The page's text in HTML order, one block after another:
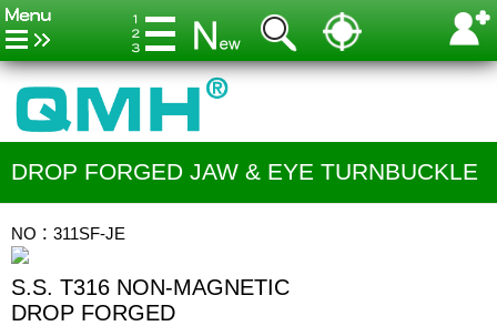
DROP FORGED JAW & EYE TURNBUCKLE
NO：311SF-JE
S.S. T316 NON-MAGNETIC
DROP FORGED